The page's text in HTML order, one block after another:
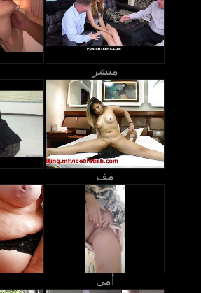
مبشر
مف
أمي